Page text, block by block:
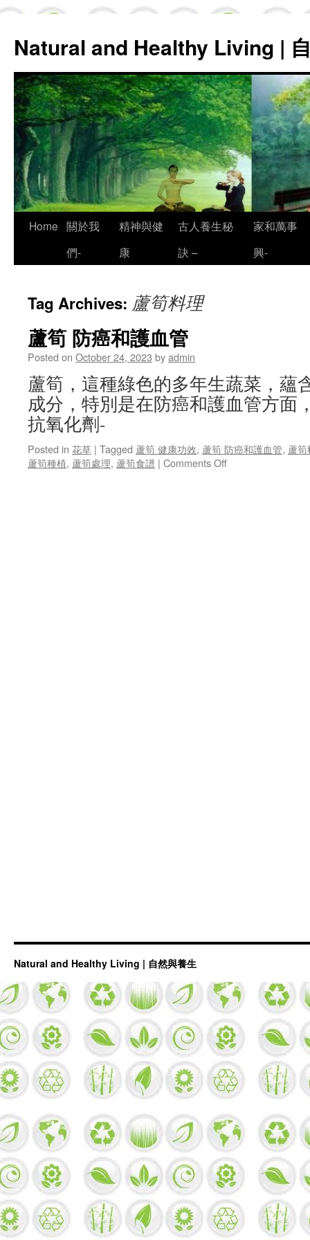
Natural and Healthy Living |
Skip
Home 關於我
們-
精神與健
康
古人養生秘
訣 –
家和萬事
興-
Tag Archives: 蘆筍料理
蘆筍 防癌和護血管
Posted on October 24, 2023 byadmin
蘆筍，這種綠色的多年生蔬菜，蘊
成分，特別是在防癌和護血管方面
抗氧化劑-
Posted in 花草 | Tagged 蘆筍 健康功效, 蘆筍 防癌和護血管, 蘆
蘆筍種植, 蘆筍處理, 蘆筍食譜 | Comments Offon
Natural and Healthy Living | 自然與養生